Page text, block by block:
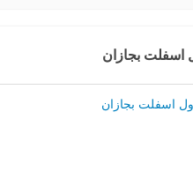
اسفلت بجازان